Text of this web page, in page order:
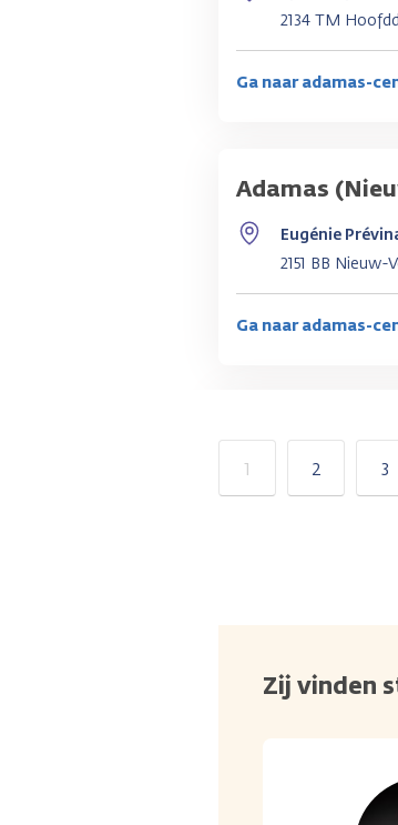
2134 TM
Ga naar adamas-
Adamas
Eugénie
2151 BB Nieuw-
Ga naar adamas-
1 2 3
Zij vinden